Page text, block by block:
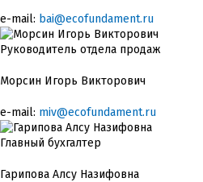
e-mail: bai@ecofundament.ru
Руководитель отдела продаж
Морсин Игорь Викторович
e-mail: miv@ecofundament.ru
Главный бухгалтер
Гарипова Алсу Назифовна